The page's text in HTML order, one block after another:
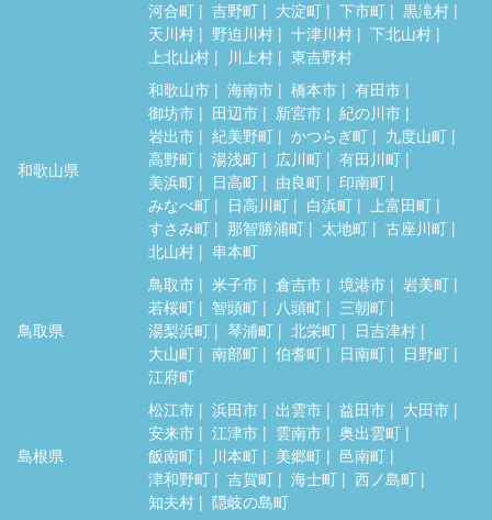
河合町 吉野町 大淀町 下市町
黒滝村
天川村
野迫川村 十津川村
下北山村
上北山村
川上村 東吉野村
和歌山県
和歌山市 海南市 橋本市
有田市
御坊市
田辺市 新宮市
紀の川市
岩出市
紀美野町 かつらぎ町
九度山町
高野町
湯浅町 広川町
有田川町
美浜町
日高町 由良町
印南町
みなべ町
日高川町 白浜町
上富田町
すさみ町
那智勝浦町 太地町
古座川町
北山村
串本町
鳥取県
鳥取市 米子市 倉吉市 境港市
岩美町
若桜町
智頭町 八頭町
三朝町
湯梨浜町
琴浦町 北栄町
日吉津村
大山町
南部町 伯耆町 日南町
日野町
江府町
島根県
松江市 浜田市 出雲市 益田市
大田市
安来市
江津市 雲南市
奥出雲町
飯南町
川本町 美郷町
邑南町
津和野町
吉賀町 海士町
西ノ島町
知夫村
隠岐の島町